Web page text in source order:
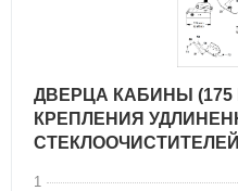
ДВЕРЦА КАБИНЫ (175
КРЕПЛЕНИЯ
1